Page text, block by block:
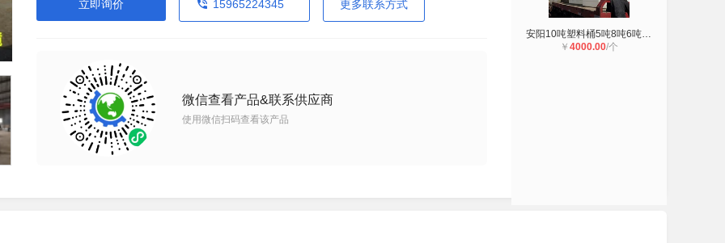
立即询价 15965224345 更多联系方式
微信查看产品&联系供应商
使用微信扫码查看该产品
安阳10吨塑料桶5吨8吨6吨化工储罐20
￥ 4000.00/个